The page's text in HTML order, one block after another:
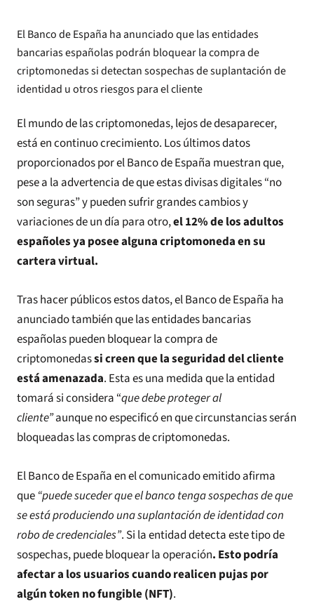
El Banco de España ha anunciado que las entidades
bancarias españolas podrán bloquear la compra de
criptomonedas si detectan sospechas de suplantación de
identidad u otros riesgos para el cliente
El mundo de las criptomonedas, lejos de desaparecer,
está en continuo crecimiento. Los últimos datos
proporcionados por el Banco de España muestran que,
pese a la advertencia de que estas divisas digitales “no
son seguras” y pueden sufrir grandes cambios y
variaciones de un día para otro,el 12% de los adultos
españoles ya posee alguna criptomoneda en su
cartera virtual.
Tras hacer públicos estos datos, el Banco de España ha
anunciado también que las entidades bancarias
españolas pueden bloquear la compra de
criptomonedassi creen que la seguridad del cliente
está amenazada. Esta es una medida que la entidad
tomará si considera “que debe proteger al
cliente”aunque no especificó en que circunstancias serán
bloqueadas las compras de criptomonedas.
El Banco de España en el comunicado emitido afirma
que “puede suceder que el banco tenga sospechas de que
se está produciendo una suplantación de identidad con
robo de credenciales”. Si la entidad detecta este tipo de
sospechas, puede bloquear la operación. Esto podría
afectar a los usuarios cuando realicen pujas por
algún token no fungible (NFT).